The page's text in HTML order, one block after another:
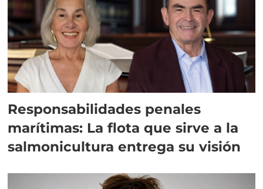
Responsabilidades penales
marítimas: La flota que sirve a la
salmonicultura entrega su visión